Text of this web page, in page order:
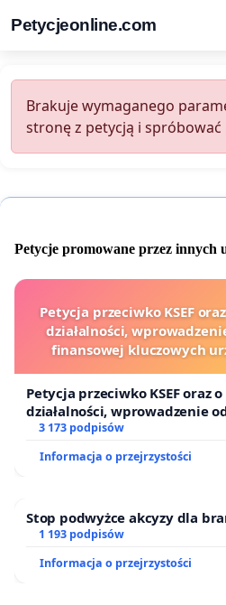
Petycjeonline.com
Brakuje wymaganego
stronę z petycją i
Petycje promowane przez innych
Petycja przeciwko KSEF
działalności,
finansowej kluczowych
Petycja przeciwko KSEF oraz
działalności, wprowadzenie
finansowej kluczowych
3 173 podpisów
Informacja o przejrzystości
Stop podwyżce akcyzy dla
1 193 podpisów
Informacja o przejrzystości